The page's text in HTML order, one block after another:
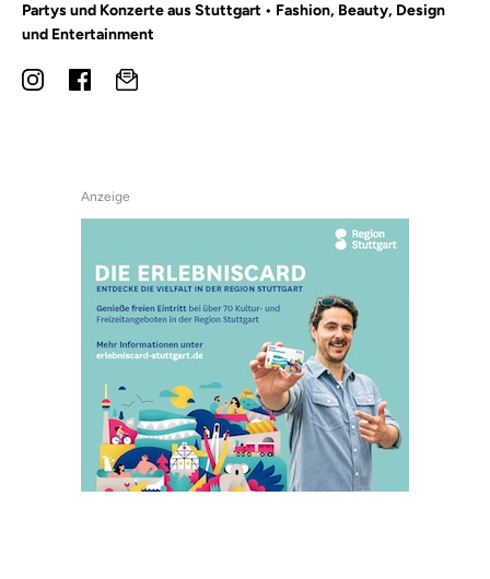
Partys und Konzerte aus Stuttgart • Fashion, Beauty, Design
und Entertainment
Anzeige